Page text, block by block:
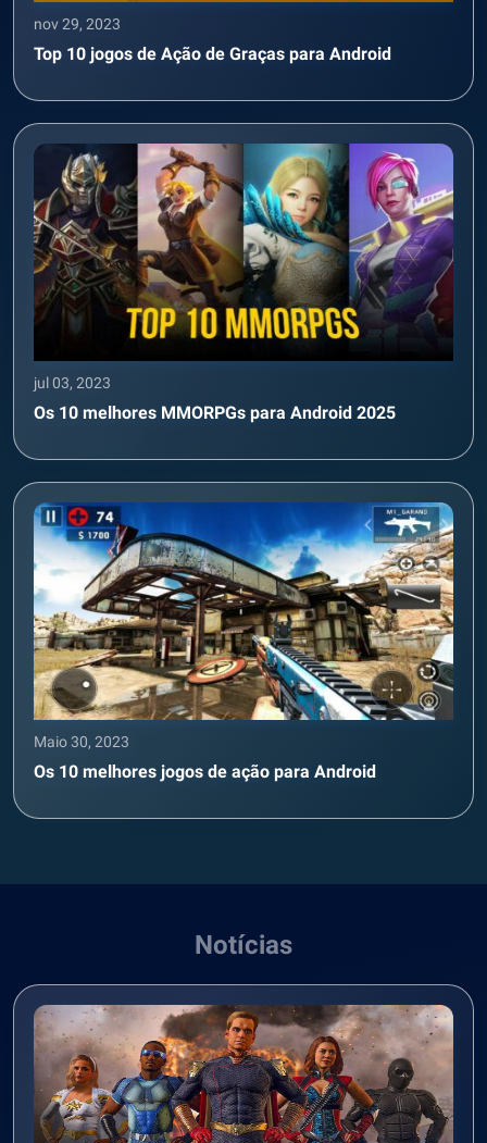
nov 29, 2023
Top 10 jogos de Ação de Graças para Android
jul 03, 2023
Os 10 melhores MMORPGs para Android 2025
Maio 30, 2023
Os 10 melhores jogos de ação para Android
Notícias